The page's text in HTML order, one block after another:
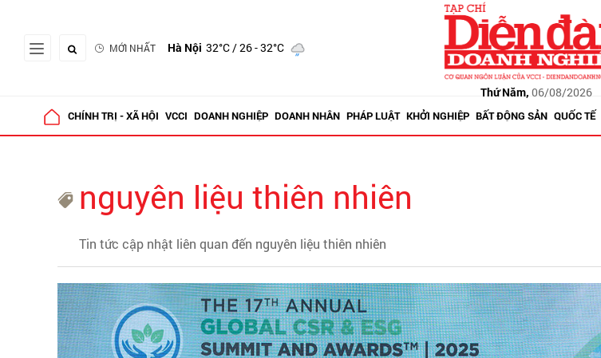
MỚI NHẤT Hà Nội 32°C/ 26 - 32°C
Thứ Năm, 06/08/2026
CHÍNH TRỊ - XÃ HỘI VCCI DOANH NGHIỆP DOANH NHÂN PHÁP LUẬT KHỞI NGHIỆP BẤT ĐỘNG SẢN QUỐC TẾ
nguyên liệu thiên nhiên
Tin tức cập nhật liên quan đến nguyên liệu thiên nhiên